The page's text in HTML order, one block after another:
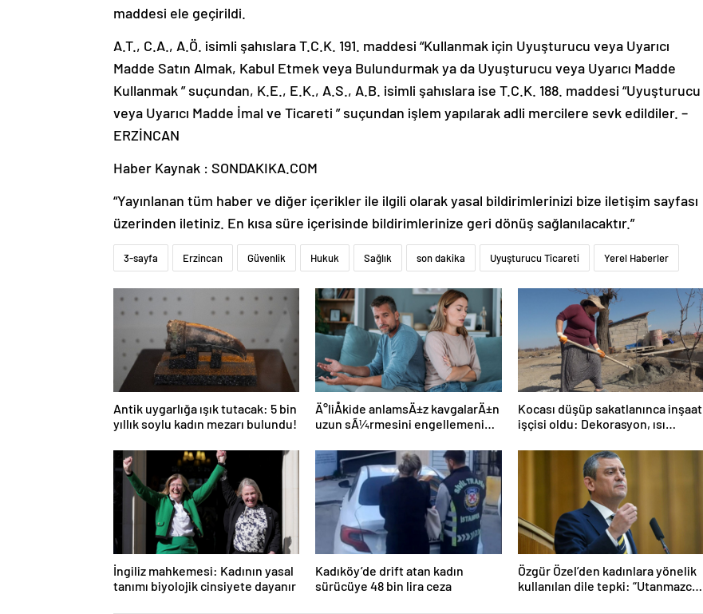
maddesi ele geçirildi.
A.T., C.A., A.Ö. isimli şahıslara T.C.K. 191. maddesi “Kullanmak için Uyuşturucu veya Uyarıcı
Madde Satın Almak, Kabul Etmek veya Bulundurmak ya da Uyuşturucu veya Uyarıcı Madde
Kullanmak ” suçundan, K.E., E.K., A.S., A.B. isimli şahıslara ise T.C.K. 188. maddesi “Uyuşturucu
veya Uyarıcı Madde İmal ve Ticareti ” suçundan işlem yapılarak adli mercilere sevk edildiler. –
ERZİNCAN
Haber Kaynak : SONDAKIKA.COM
“Yayınlanan tüm haber ve diğer içerikler ile ilgili olarak yasal bildirimlerinizi bize iletişim sayfası
üzerinden iletiniz. En kısa süre içerisinde bildirimlerinize geri dönüş sağlanılacaktır.”
3-sayfa Erzincan Güvenlik Hukuk Sağlık son dakika Uyuşturucu Ticareti Yerel Haberler
Antik uygarlığa ışık tutacak: 5 bin
yıllık soylu kadın mezarı bulundu!
Ä°liÅkide anlamsÄ±z kavgalarÄ±n
uzun sÃ¼rmesini engellemenin 5
Kocası düşüp sakatlanınca inşaat
işçisi oldu: Dekorasyon, ısı
İngiliz mahkemesi: Kadının yasal
tanımı biyolojik cinsiyete dayanır
Kadıköy’de drift atan kadın
sürücüye 48 bin lira ceza
Özgür Özel’den kadınlara yönelik
kullanılan dile tepki: “Utanmazca